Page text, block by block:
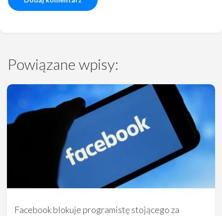
Powiązane wpisy:
Facebook blokuje programistę stojącego za